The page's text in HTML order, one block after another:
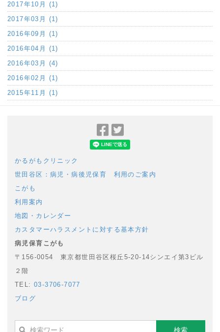
2017年10月 (1)
2017年03月 (1)
2016年09月 (1)
2016年04月 (1)
2016年03月 (4)
2016年02月 (1)
2015年11月 (1)
Facebook
で
ェ
で
ェ
かるがもクリニック
世田谷区：病児・病後児保育 利用のご案内
こがも
利用案内
地図・カレンダー
カスタマーハラスメントに対する基本方針
病児保育こがも
〒156-0054 東京都世田谷区桜丘5-20-14シンエイ第3ビル
２階
TEL: 03-3706-7077
ブログ